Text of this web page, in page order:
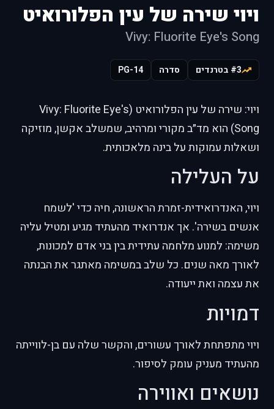
ויוי שירה של עין הפלורואיט
Vivy: Fluorite Eye's Song
#3 בטרנדים סדרה PG-14
ויוי: שירה של עין הפלורואיט (Vivy: Fluorite Eye's
Song) הוא מד״ב מקורי ומרהיב, שמשלב אקשן, מוזיקה
ושאלות עמוקות על בינה מלאכותית.
על העלילה
ויוי, האנדרואידית-זמרת הראשונה, חיה כדי 'לשמח
אנשים בשירה'. אך אנדרואיד מהעתיד מגיע ומטיל עליה
משימה: למנוע מלחמה עתידית בין בני אדם למכונות,
לאורך מאה שנים. כל שלב במשימה מאתגר את הבנתה
את עצמה ואת ייעודה.
דמויות
ויוי מתפתחת לאורך עשורים, והקשר שלה עם בן-לווייתה
מהעתיד מעניק עומק לסיפור.
נושאים ואווירה